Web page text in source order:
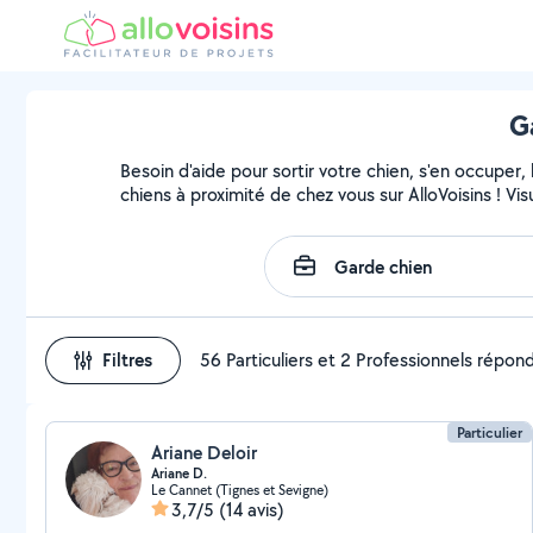
Besoin d'aide pour sortir votre chien, s'en
chiens à proximité de chez vous sur AlloVoisins !
Filtres 56 Particuliers et 2 Professionnels
Particulier
Ariane Deloir
Ariane D.
Le Cannet (Tignes et Sevigne)
3,7/5 (14 avis)